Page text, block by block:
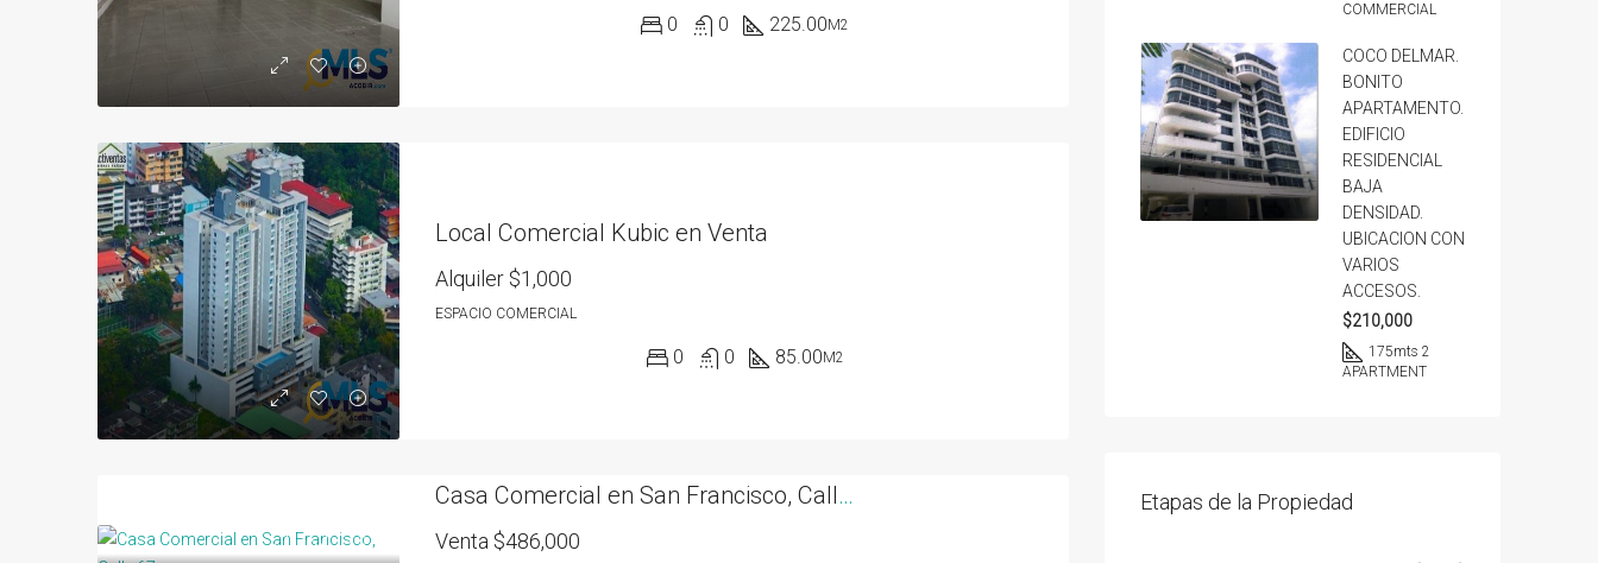
0 0 225.00M2
Local Comercial Kubic en Venta
Alquiler $1,000
ESPACIO COMERCIAL
0 0 85.00M2
Casa Comercial en San Francisco, Calle 67
Venta $486,000
COMMERCIAL
COCO DELMAR.
BONITO
APARTAMENTO.
EDIFICIO
RESIDENCIAL
BAJA
DENSIDAD.
UBICACION CON
VARIOS
ACCESOS.
$210,000
175mts 2
APARTMENT
Etapas de la Propiedad